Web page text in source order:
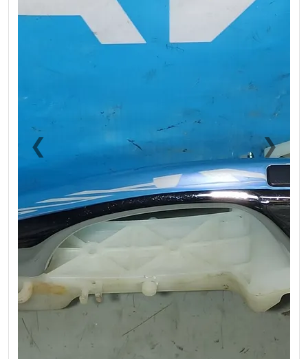
❮Previous ❯Next